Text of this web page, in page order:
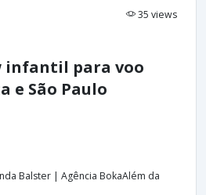
35 views
infantil para voo
e São Paulo
Balster | Agência BokaAlém da